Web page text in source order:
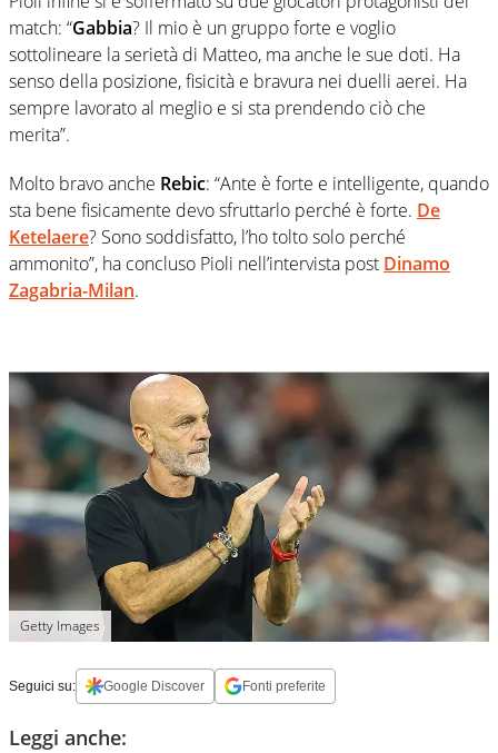
match: “Gabbia? Il mio è un gruppo forte e voglio
sottolineare la serietà di Matteo, ma anche le sue doti. Ha
senso della posizione, fisicità e bravura nei duelli aerei. Ha
sempre lavorato al meglio e si sta prendendo ciò che
merita”.
Molto bravo anche Rebic: “Ante è forte e intelligente, quando
sta bene fisicamente devo sfruttarlo perché è forte. De
Ketelaere? Sono soddisfatto, l’ho tolto solo perché
ammonito”, ha concluso Pioli nell’intervista post Dinamo
Zagabria-Milan.
Getty Images
Seguici su: Google Discover Fonti preferite
Leggi anche: